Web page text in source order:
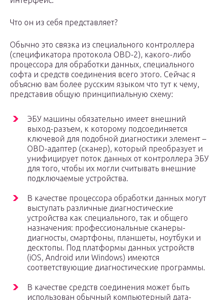
Что он из себя представляет?
Обычно это связка из специального контроллера
(спецификатора протокола OBD-2), какого-либо
процессора для обработки данных, специального
софта и средств соединения всего этого. Сейчас я
объясню вам более русским языком что тут к чему,
представив общую принципиальную схему:
ЭБУ машины обязательно имеет внешний
выход-разъем, к которому подсоединяется
ключевой для подобной диагностики элемент –
OBD-адаптер (сканер), который преобразует и
унифицирует поток данных от контроллера ЭБУ
для того, чтобы их могли считывать внешние
подключаемые устройства.
В качестве процессора обработки данных могут
выступать различные диагностические
устройства как специального, так и общего
назначения: профессиональные сканеры-
диагносты, смартфоны, планшеты, ноутбуки и
десктопы. Под платформы данных устройств
(iOS, Android или Windows) имеются
соответствующие диагностические программы.
В качестве средств соединения может быть
использован обычный компьютерный дата-